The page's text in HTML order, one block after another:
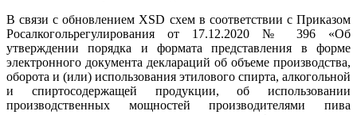
В связи с обновлением XSD схем в соответствии с Приказом
Росалкогольрегулирования от 17.12.2020 № 396 «Об
утверждении порядка и формата представления в форме
электронного документа деклараций об объеме производства,
оборота и (или) использования этилового спирта, алкогольной
и спиртосодержащей продукции, об использовании
производственных мощностей производителями пива